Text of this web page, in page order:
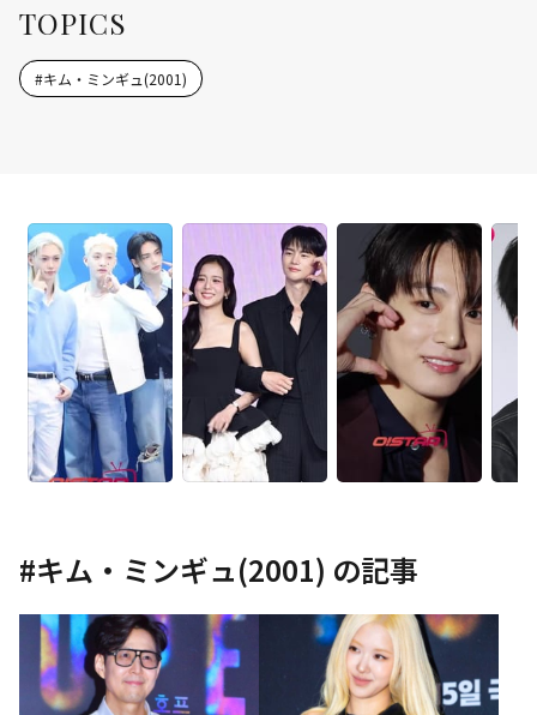
TOPICS
#キム・ミンギュ(2001)
#キム・ミンギュ(2001) の記事